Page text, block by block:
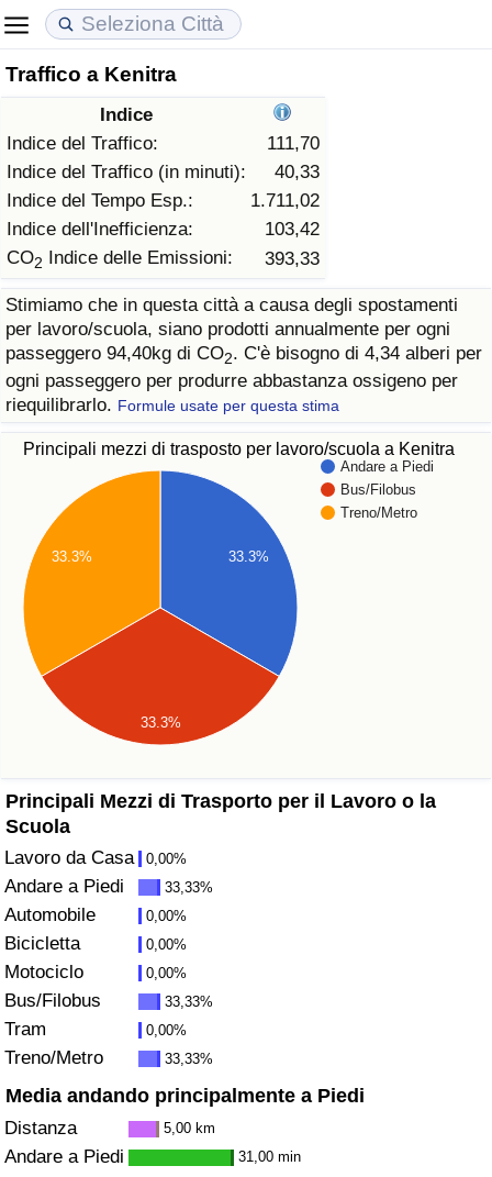
Traffico a Kenitra
Indice
Indice del Traffico:
111,70
Indice del Traffico (in minuti):
40,33
Indice del Tempo Esp.:
1.711,02
Indice dell'Inefficienza:
103,42
CO2 Indice delle Emissioni: 393,33
Stimiamo che in questa città a causa degli spostamenti
per lavoro/scuola, siano prodotti annualmente per ogni
passeggero 94,40kg di CO2. C'è bisogno di 4,34 alberi per
ogni passeggero per produrre abbastanza ossigeno per
riequilibrarlo. Formule usate per questa stima
Principali mezzi di trasposto per lavoro/scuola a Kenitra
Andare a Piedi
Bus/Filobus
Treno/Metro
33.3%
33.3%
33.3%
Principali Mezzi di Trasporto per il Lavoro o la
Scuola
Lavoro da Casa 0,00%
Andare a Piedi 33,33%
Automobile 0,00%
Bicicletta 0,00%
Motociclo 0,00%
Bus/Filobus 33,33%
Tram 0,00%
Treno/Metro 33,33%
Media andando principalmente a Piedi
Distanza 5,00 km
Andare a Piedi 31,00 min
Costo della vita
Indice Del Costo Della Vita (corrente)
Indice Del Costo Della Vita
Indice del Costo della Vita per Nazione
ad Aqaba
Prezzi degli immobili
Indice del Prezzo delle Case (Corrente)
Indice del Prezzo delle Case
Indice del Prezzo delle Case per Nazione
Qualità della Vita
Indice della Qualità della Vita
Indice della Qualità della Vita (Corrente)
Indice della qualità della vita per Paese
Criminalità
Indice del Tasso di Criminalità (Corrente)
Indice della Criminalità
Indice di criminalità per paese
Assistenza Sanitaria
Indice dell’Assistenza Sanitaria (Corrente)
Indice dell’Assistenza Sanitaria
Indice dell’Assistenza Sanitaria per Nazione
Indice dell’Inquinamento (Corrente)
Indice di inquinamento
Indice dell’Inquinamento per Nazione
Traffico
Indice del Traffico
Indice del traffico (Corrente)
Indice del traffico per Nazione